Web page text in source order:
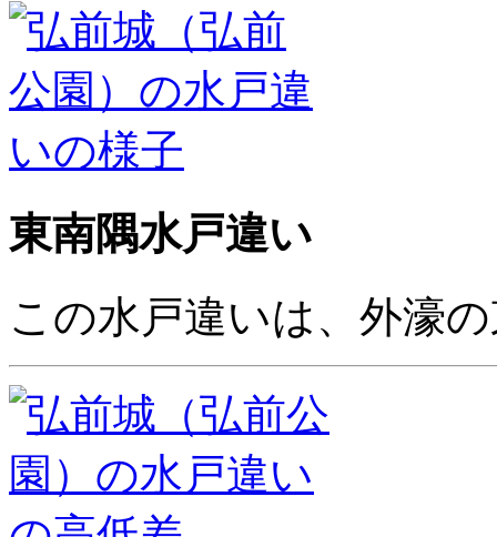
東南隅水戸違い
この水戸違いは、外濠